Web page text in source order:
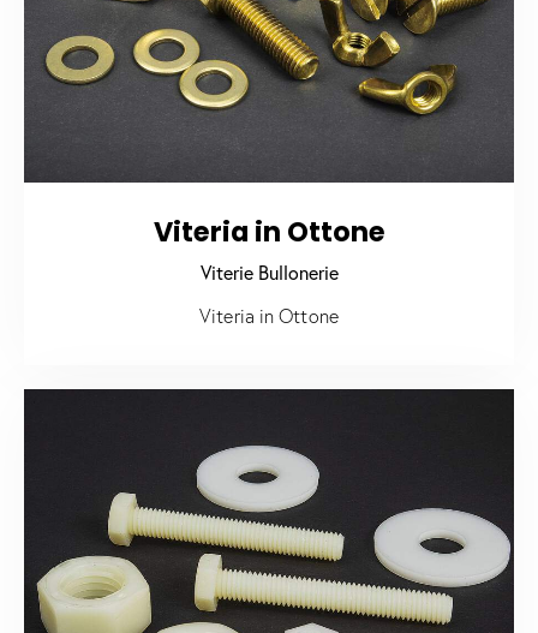
Viteria in Ottone
Viterie Bullonerie
Viteria in Ottone